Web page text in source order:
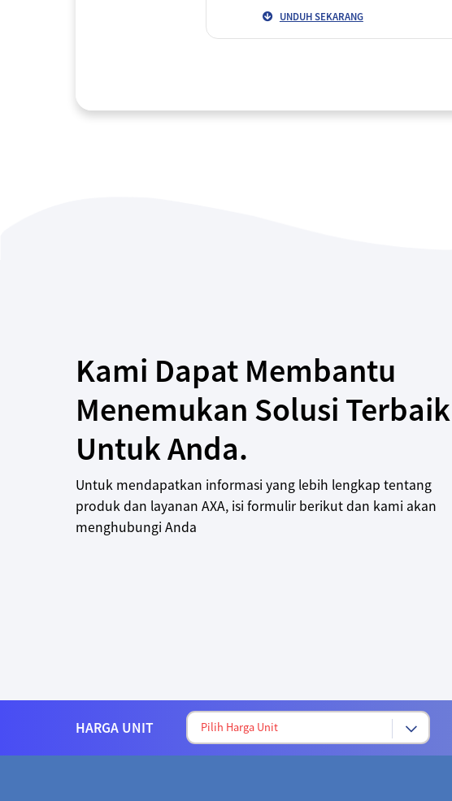
UNDUH SEKARANG
Kami Dapat Membantu
Menemukan Solusi Terbaik
Untuk Anda.
Untuk mendapatkan informasi yang lebih lengkap tentang
produk dan layanan AXA, isi formulir berikut dan kami akan
menghubungi Anda
HARGA UNIT